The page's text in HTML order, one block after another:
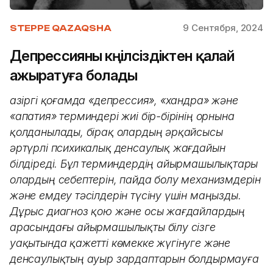
STEPPE QAZAQSHA 9 Сентября, 2024
Депрессияны көңілсіздіктен қалай
ажыратуға болады
Қазіргі қоғамда «депрессия», «хандра» және
«апатия» терминдері жиі бір-бірінің орнына
қолданылады, бірақ олардың әрқайсысы
әртүрлі психикалық денсаулық жағдайын
білдіреді. Бұл терминдердің айырмашылықтары
олардың себептерін, пайда болу механизмдерін
және емдеу тәсілдерін түсіну үшін маңызды.
Дұрыс диагноз қою және осы жағдайлардың
арасындағы айырмашылықты білу сізге
уақытында қажетті көмекке жүгінуге және
денсаулықтың ауыр зардаптарын болдырмауға